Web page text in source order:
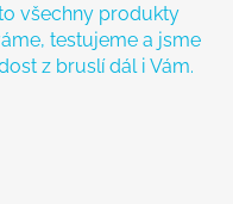
všechny produkty
testujeme a jsme
z bruslí dál i Vám.